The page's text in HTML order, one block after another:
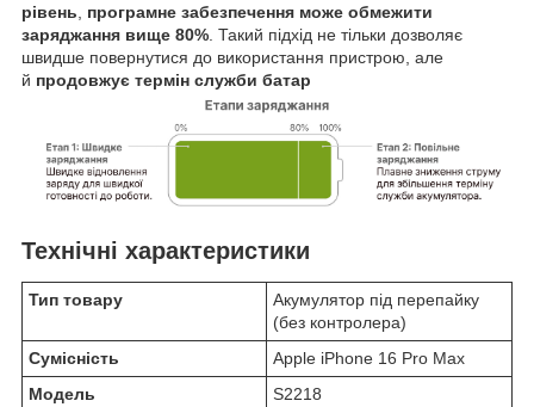
рівень
програмне забезпечення може обмежити
заряджання вище 80% . Такий підхід не тільки дозволяє
швидше повернутися до використання пристрою, але
й продовжує термін служби батар
Технічні характеристики
Тип товару
Акумулятор під перепайку
(без контролера)
Сумісність
Apple iPhone 16 Pro Max
Модель
S2218